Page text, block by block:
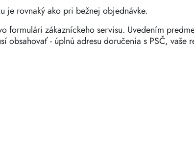
je rovnaký ako pri bežnej objednávke.
formulári zákazníckeho servisu. Uvedením
obsahovať - úplnú adresu doručenia s PSČ, vaše